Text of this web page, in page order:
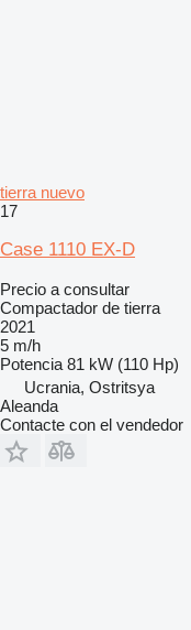
tierra nuevo
17
Case 1110 EX-D
Precio a consultar
Compactador de tierra
2021
5 m/h
Potencia 81 kW (110 Hp)
Ucrania, Ostritsya
Aleanda
Contacte con el vendedor